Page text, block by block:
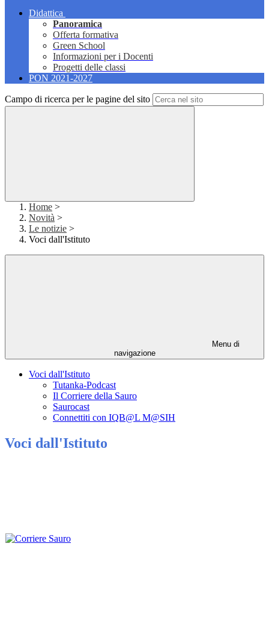
Didattica
Panoramica
Offerta formativa
Green School
Informazioni per i Docenti
Progetti delle classi
PON 2021-2027
Campo di ricerca per le pagine del sito
Home >
Novità >
Le notizie >
Voci dall'Istituto
Menu di
navigazione
Voci dall'Istituto
Tutanka-Podcast
Il Corriere della Sauro
Saurocast
Connettiti con IQB@L M@SIH
Voci dall'Istituto